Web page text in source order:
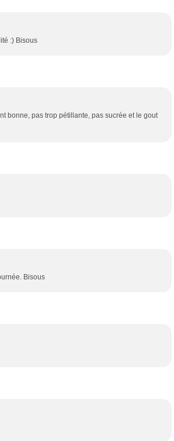
:) Bisous
bonne, pas trop pétillante, pas sucrée et le gout
Bisous